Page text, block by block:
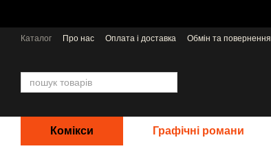
Каталог Про нас Оплата і доставка Обмін та повернення
Комікси Графічні романи